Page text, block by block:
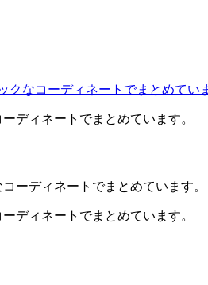
ディネートでまとめています。
ディネートでまとめています。